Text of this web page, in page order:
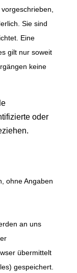
Sie sind
Eine
gilt nur soweit
keine
oder
ohne Angaben
an uns
übermittelt
gespeichert.